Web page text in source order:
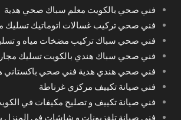
فني صحي بالكويت معلم سباك صحي هدية
فني صحي تركيب غسالات اتوماتيك تسليك
فني صحي سباك تركيب مضخات مياه و
فني صحي سباك هندي بالكويت تسليك
فني صحي هندي هدية فني صحي باكستاني
فني صيانة تكييف مركزي غرناطة
فني صيانة تكييف و تصليح مكيفات في
فني صيانة تلفزيونات و شاشات في المنزل